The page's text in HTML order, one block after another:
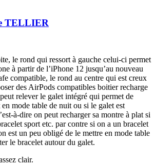
TELLIER
le rond qui ressort à gauche celui-ci permet
à partir de l’iPhone 12 jusqu’au nouveau
compatible, le rond au centre qui est creux
des AirPods compatibles boitier recharge
relever le galet intégré qui permet de
mode table de nuit ou si le galet est
à-dire on peut recharger sa montre à plat si
sport etc. par contre si on a un bracelet
est un peu obligé de le mettre en mode table
le bracelet autour du galet.
clair.